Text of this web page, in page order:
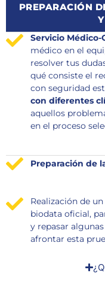
PREPARACIÓN
Servicio
médico en el
resolver tus
qué consiste el
con seguridad
con diferentes
aquellos
en el proceso
Preparación de
Realización de
biodata oficial,
y repasar
afrontar esta